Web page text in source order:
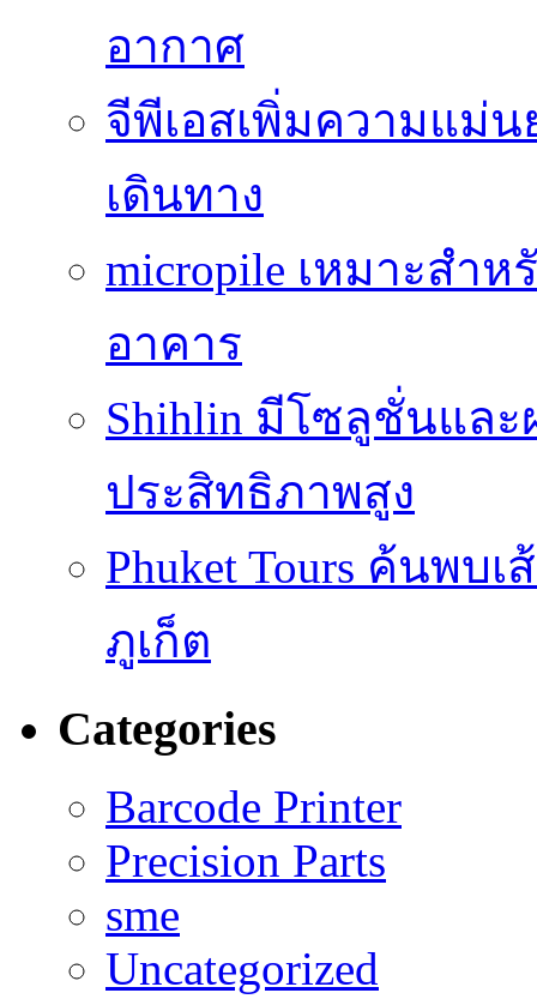
อากาศ
จีพีเอสเพิ่มความแม่
เดินทาง
micropile เหมาะสำ
อาคาร
Shihlin มีโซลูชั่นแล
ประสิทธิภาพสูง
Phuket Tours ค้นพบ
ภูเก็ต
Categories
Barcode Printer
Precision Parts
sme
Uncategorized